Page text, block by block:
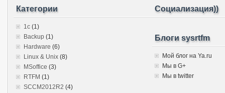
Категории
1c (1)
Backup (1)
Hardware (6)
Linux & Unix (8)
MSoffice (3)
RTFM (1)
SCCM2012R2 (4)
Социализация))
Блоги sysrtfm
Мой блог на Ya.ru
Мы в G+
Мы в twitter